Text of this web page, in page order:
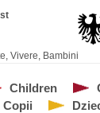
, Vivere, Bambini
Children
Copii